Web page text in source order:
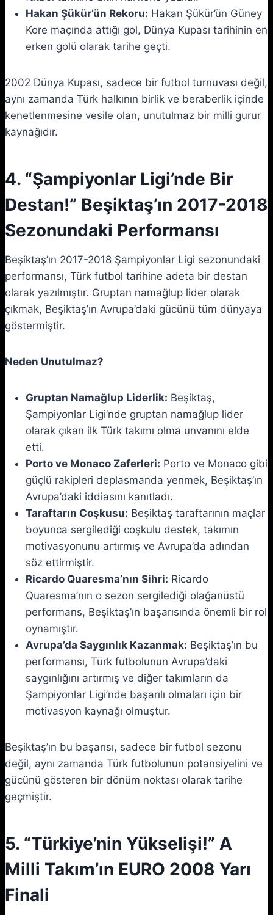
Hakan Şükür’ün Rekoru: Hakan Şükür’ün Güney
Kore maçında attığı gol, Dünya Kupası tarihinin en
erken golü olarak tarihe geçti.
2002 Dünya Kupası, sadece bir futbol turnuvası değil,
aynı zamanda Türk halkının birlik ve beraberlik içinde
kenetlenmesine vesile olan, unutulmaz bir milli gurur
kaynağıdır.
4. “Şampiyonlar Ligi’nde Bir
Destan!” Beşiktaş’ın 2017-2018
Sezonundaki Performansı
Beşiktaş’ın 2017-2018 Şampiyonlar Ligi sezonundaki
performansı, Türk futbol tarihine adeta bir destan
olarak yazılmıştır. Gruptan namağlup lider olarak
çıkmak, Beşiktaş’ın Avrupa’daki gücünü tüm dünyaya
göstermiştir.
Neden Unutulmaz?
Gruptan Namağlup Liderlik: Beşiktaş,
Şampiyonlar Ligi’nde gruptan namağlup lider
olarak çıkan ilk Türk takımı olma unvanını elde
etti.
Porto ve Monaco Zaferleri: Porto ve Monaco gibi
güçlü rakipleri deplasmanda yenmek, Beşiktaş’ın
Avrupa’daki iddiasını kanıtladı.
Taraftarın Coşkusu: Beşiktaş taraftarının maçlar
boyunca sergilediği coşkulu destek, takımın
motivasyonunu artırmış ve Avrupa’da adından
söz ettirmiştir.
Ricardo Quaresma’nın Sihri: Ricardo
Quaresma’nın o sezon sergilediği olağanüstü
performans, Beşiktaş’ın başarısında önemli bir rol
oynamıştır.
Avrupa’da Saygınlık Kazanmak: Beşiktaş’ın bu
performansı, Türk futbolunun Avrupa’daki
saygınlığını artırmış ve diğer takımların da
Şampiyonlar Ligi’nde başarılı olmaları için bir
motivasyon kaynağı olmuştur.
Beşiktaş’ın bu başarısı, sadece bir futbol sezonu
değil, aynı zamanda Türk futbolunun potansiyelini ve
gücünü gösteren bir dönüm noktası olarak tarihe
geçmiştir.
5. “Türkiye’nin Yükselişi!” A
Milli Takım’ın EURO 2008 Yarı
Finali